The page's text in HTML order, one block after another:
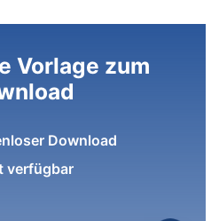
Vorlage zum
Download
verfügbar